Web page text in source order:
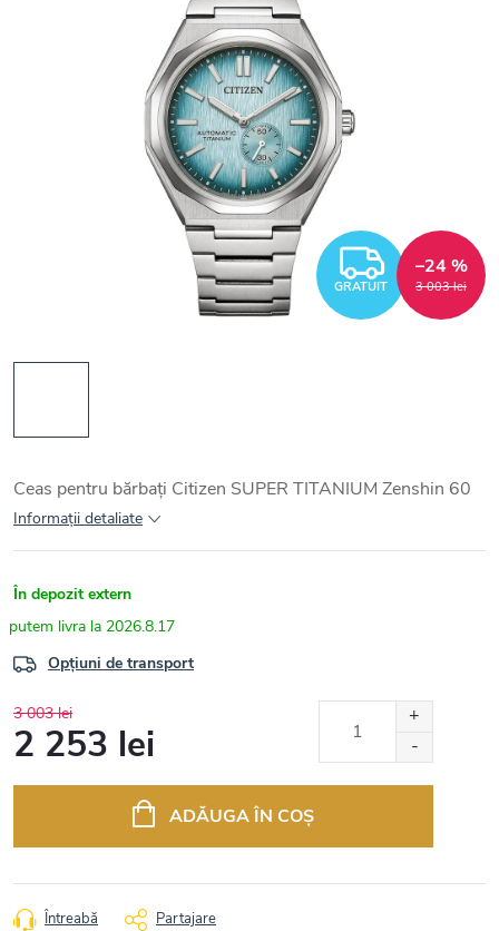
GRATUIT 3 003 lei
–24 %
Ceas pentru bărbați Citizen SUPER TITANIUM Zenshin 60
Informaţii detaliate
În depozit extern
2026.8.17
Opțiuni de transport
3 003 lei
2 253 lei
ADĂUGA ÎN COŞ
Întreabă Partajare